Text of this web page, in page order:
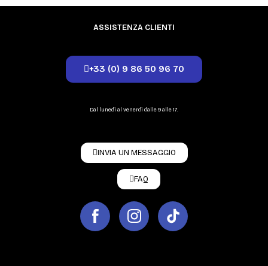
ASSISTENZA CLIENTI
+33 (0) 9 86 50 96 70
Dal lunedì al venerdì dalle 9 alle 17.
INVIA UN MESSAGGIO
FAQ